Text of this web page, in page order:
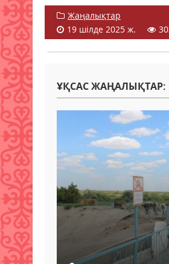
Жаңалықтар
19 шілде 2025 ж.
ҰҚСАС ЖАҢАЛЫҚТАР: